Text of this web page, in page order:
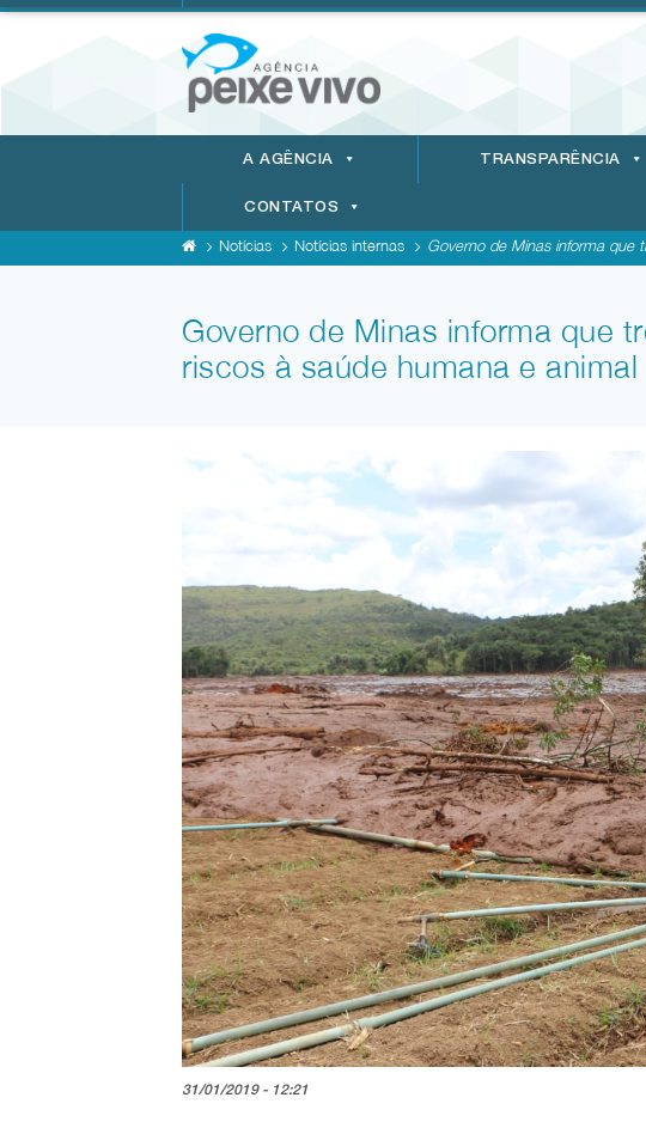
A AGÊNCIA TRANSPARÊNCIA
CONTATOS
Notícias Notícias internas Governo de Minas informa que
Governo de Minas informa que
riscos à saúde humana e animal
31/01/2019 - 12:21